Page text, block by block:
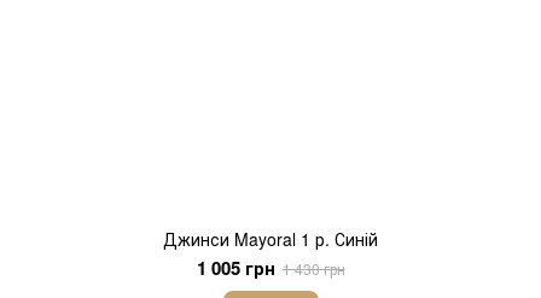
Джинси Mayoral 1 р. Синій
1 005 грн 1 430 грн